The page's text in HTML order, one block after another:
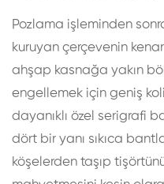
Pozlama işleminden
kuruyan çerçevenin
ahşap kasnağa yakın
engellemek için geniş
dayanıklı özel serigrafi
dört bir yanı sıkıca
köşelerden taşıp